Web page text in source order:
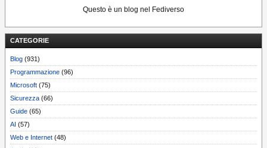
Questo è un blog nel Fediverso
CATEGORIE
Blog (931)
Programmazione (96)
Microsoft (75)
Sicurezza (66)
Guide (65)
AI (57)
Web e Internet (48)